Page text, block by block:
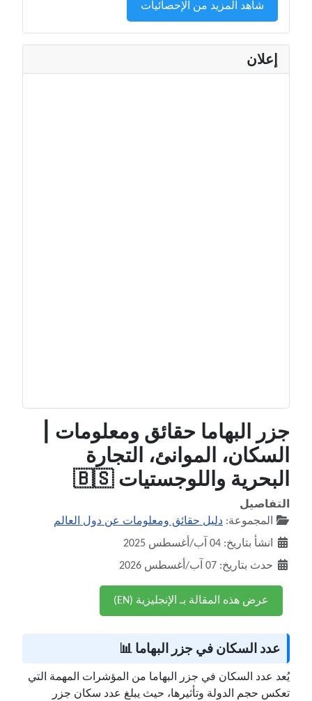
شاهد المزيد من الإحصائيات
إعلان
جزر البهاما حقائق ومعلومات |
السكان، الموانئ، التجارة
البحرية واللوجستيات 🇧🇸
التفاصيل
المجموعة: دليل حقائق ومعلومات عن دول العالم
انشأ بتاريخ: 04 آب/أغسطس 2025
حدث بتاريخ: 07 آب/أغسطس 2026
عرض هذه المقالة بـ الإنجليزية (EN)
عدد السكان في جزر البهاما 📊
يُعد عدد السكان في جزر البهاما من المؤشرات المهمة التي
تعكس حجم الدولة وتأثيرها، حيث يبلغ عدد سكان جزر